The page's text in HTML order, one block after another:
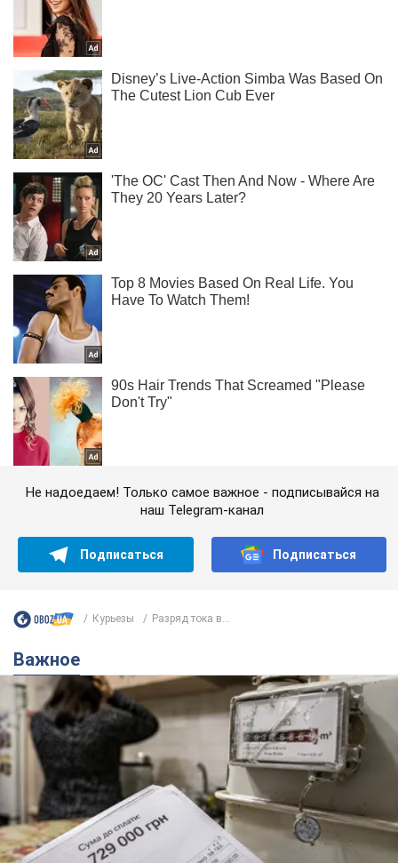
Не надоедаем! Только самое важное - подписывайся на
наш Telegram-канал
Подписаться Подписаться
Курьезы Разряд тока в...
Важное